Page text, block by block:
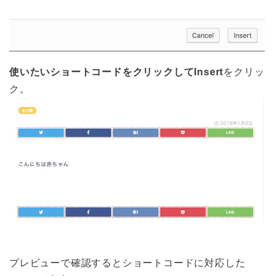
使いたいショートコードをクリックしてInsertをクリッ
ク。
プレビューで確認するとショートコードに対応した